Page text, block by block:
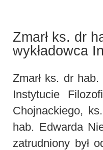
Zmarł ks. dr
wykładowca
Zmarł ks. dr
Instytucie
Chojnackiego,
hab. Edwarda
zatrudniony był